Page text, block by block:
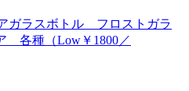
ガラスボトル フロストガラ
各種（Low￥1800／